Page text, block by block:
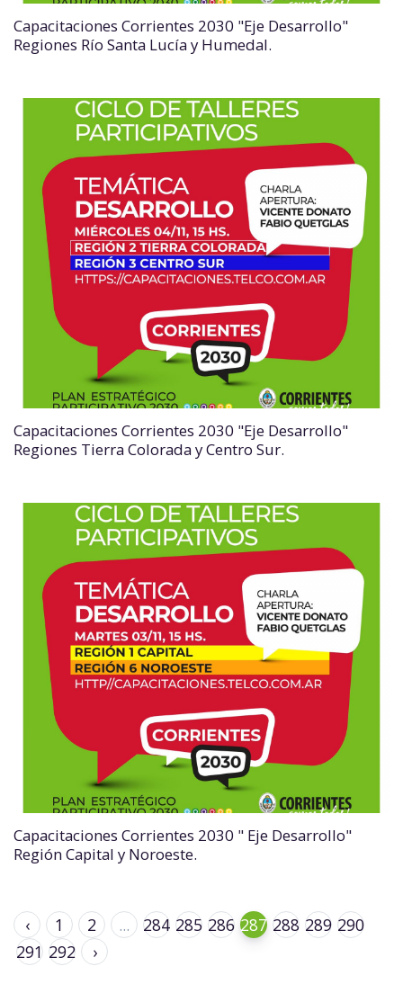
Capacitaciones Corrientes 2030 "Eje Desarrollo"
Regiones Río Santa Lucía y Humedal.
Capacitaciones Corrientes 2030 "Eje Desarrollo"
Regiones Tierra Colorada y Centro Sur.
Capacitaciones Corrientes 2030 " Eje Desarrollo"
Región Capital y Noroeste.
‹ 1 2 ... 284 285 286 287 288 289 290
291 292 ›